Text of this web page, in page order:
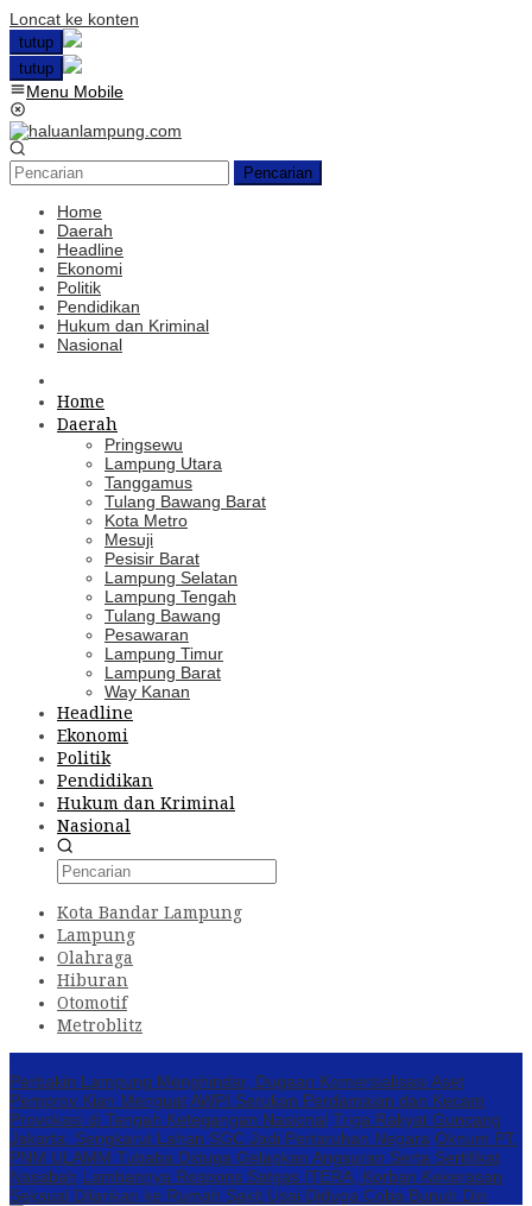
Loncat ke konten
tutup
tutup
Menu Mobile
Pencarian
Home
Daerah
Headline
Ekonomi
Politik
Pendidikan
Hukum dan Kriminal
Nasional
Home
Daerah
Pringsewu
Lampung Utara
Tanggamus
Tulang Bawang Barat
Kota Metro
Mesuji
Pesisir Barat
Lampung Selatan
Lampung Tengah
Tulang Bawang
Pesawaran
Lampung Timur
Lampung Barat
Way Kanan
Headline
Ekonomi
Politik
Pendidikan
Hukum dan Kriminal
Nasional
Kota Bandar Lampung
Lampung
Olahraga
Hiburan
Otomotif
Metroblitz
Perbakin Lampung Menghindar, Dugaan Komersialisasi Aset
Pemprov Kian MenguatAWPI Serukan Perdamaian dan Kecam
Provokasi di Tengah Ketegangan Nasional Triga Rakyat Guncang
Jakarta: Sengkarut Lahan SGC Jadi Pertaruhan Negara Oknum PT.
PNM ULAMM Tubaba Diduga Gelapkan Angsuran Serta Sertifikat
Nasabah Lambannya Respons Satgas ITERA, Korban Kekerasan
Seksual Dilarikan ke Rumah Sakit Usai Diduga Coba Bunuh Diri